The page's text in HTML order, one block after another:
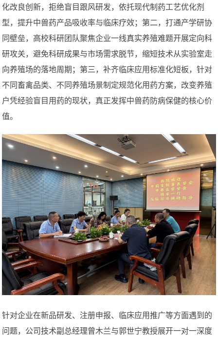
化改良创新，拒绝盲目跟风研发，依托现代制药工艺优化剂
型，提升中兽药产品吸收率与临床疗效；第二，打通产学研协
同壁垒，高校科研团队聚焦企业一线真实养殖难题开展定向科
研攻关，避免科研成果与市场需求脱节，缩短技术从实验室走
向养殖场的落地周期；第三，补齐临床应用标准化短板，针对
不同畜禽品类、不同养殖场景制定规范化用药方案，改变养殖
户凭经验盲目用药的现状，真正发挥中兽药防病保健的核心价
值。
针对企业在新品研发、注册申报、临床应用推广等方面遇到的
问题，公司技术副总经理曾木兰与郭世宁教授展开一对一深度